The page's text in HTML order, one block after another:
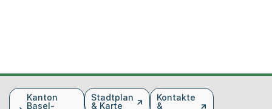
FusszeileKanton
Basel-
Stadtplan
& Karte
Kontakte
&